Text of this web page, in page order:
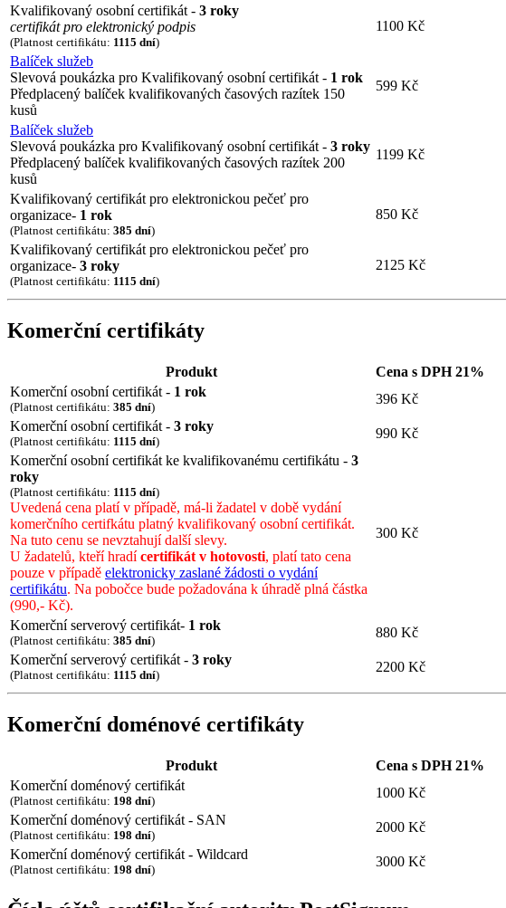
Kvalifikovaný osobní certifikát - 3 roky
certifikát pro elektronický podpis
(Platnost certifikátu: 1115 dní)
1100 Kč
Balíček služeb
Slevová poukázka pro Kvalifikovaný osobní certifikát - 1 rok
Předplacený balíček kvalifikovaných časových razítek 150
kusů
599 Kč
Balíček služeb
Slevová poukázka pro Kvalifikovaný osobní certifikát - 3 roky
Předplacený balíček kvalifikovaných časových razítek 200
kusů
1199 Kč
Kvalifikovaný certifikát pro elektronickou pečeť pro
organizace- 1 rok
(Platnost certifikátu: 385 dní)
850 Kč
Kvalifikovaný certifikát pro elektronickou pečeť pro
organizace- 3 roky
(Platnost certifikátu: 1115 dní)
2125 Kč
Komerční certifikáty
Produkt
Cena s DPH 21%
Komerční osobní certifikát - 1 rok
(Platnost certifikátu: 385 dní)
396 Kč
Komerční osobní certifikát - 3 roky
(Platnost certifikátu: 1115 dní)
990 Kč
Komerční osobní certifikát ke kvalifikovanému certifikátu - 3
roky
(Platnost certifikátu: 1115 dní)
Uvedená cena platí v případě, má-li žadatel v době vydání
komerčního certifkátu platný kvalifikovaný osobní certifikát.
Na tuto cenu se nevztahují další slevy.
U žadatelů, kteří hradícertifikát v hotovosti, platí tato cena
pouze v případě elektronicky zaslané žádosti o vydání
certifikátu. Na pobočce bude požadována k úhradě plná částka
(990,- Kč).
300 Kč
Komerční serverový certifikát- 1 rok
(Platnost certifikátu: 385 dní)
880 Kč
Komerční serverový certifikát - 3 roky
(Platnost certifikátu: 1115 dní)
2200 Kč
Komerční doménové certifikáty
Produkt
Cena s DPH 21%
Komerční doménový certifikát
(Platnost certifikátu: 198 dní)
1000 Kč
Komerční doménový certifikát - SAN
(Platnost certifikátu: 198 dní)
2000 Kč
Komerční doménový certifikát - Wildcard
(Platnost certifikátu: 198 dní)
3000 Kč